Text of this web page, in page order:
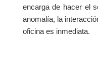
encarga de hacer el
anomalía, la
oficina es inmediata.